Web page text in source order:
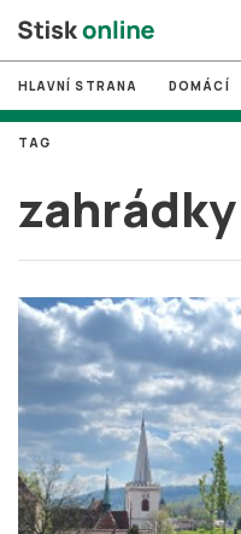
# MUNI
# Brno
# volby
login PŘIHLÁSIT SE
Zapomněli jste heslo?
Založit nový účet
HLAVNÍ STRANA DOMÁCÍ
zahrádky
TAG